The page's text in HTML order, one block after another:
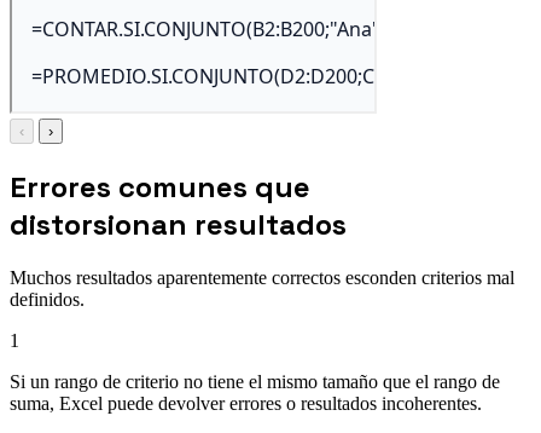
‹ ›
Errores comunes que
distorsionan resultados
Muchos resultados aparentemente correctos esconden criterios mal
definidos.
1
Si un rango de criterio no tiene el mismo tamaño que el rango de
suma, Excel puede devolver errores o resultados incoherentes.